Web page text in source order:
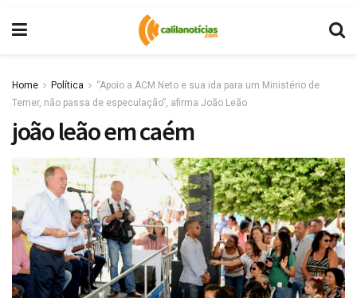
Home Política
“Apoio a ACM Neto e sua ida para um Ministério de
Temer, não passa de especulação”, afirma João Leão
joão leão em caém